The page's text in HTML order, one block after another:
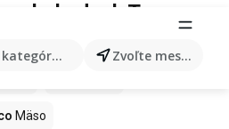
produkty... Zvoľte mesto
obchodoch Tesco
Mäso